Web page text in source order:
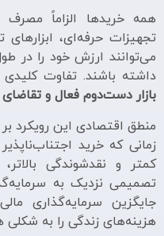
همه خریدها الزاماً مصرف
تجهیزات حرفه‌ای،
می‌توانند ارزش خود را در
داشته باشند. تفاوت کلیدی
بازار دست‌دوم فعال و تقاضای
منطق اقتصادی این رویکرد
زمانی که خرید
کمتر و نقدشوندگی
تصمیمی نزدیک به
جایگزین سرمایه‌گذاری
هزینه‌های زندگی را به شکلی